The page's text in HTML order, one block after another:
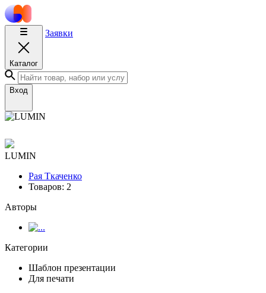
Каталог
Заявки
Вход
LUMIN
Рая Ткаченко
Товаров: 2
Авторы
Категории
Шаблон презентации
Для печати